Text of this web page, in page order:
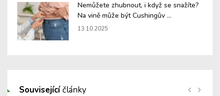
Nemůžete zhubnout, i když se snažíte?
Na vině může být Cushingův ...
13.10.2025
Souvisejícíčlánky